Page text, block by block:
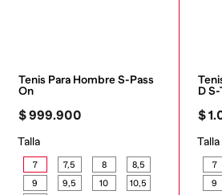
Tenis Para Hombre S-Pass
On
$999.900
Talla
7 7,5 8
8,5
9
9,5 10
10,5
D
$1.
Talla
7
9